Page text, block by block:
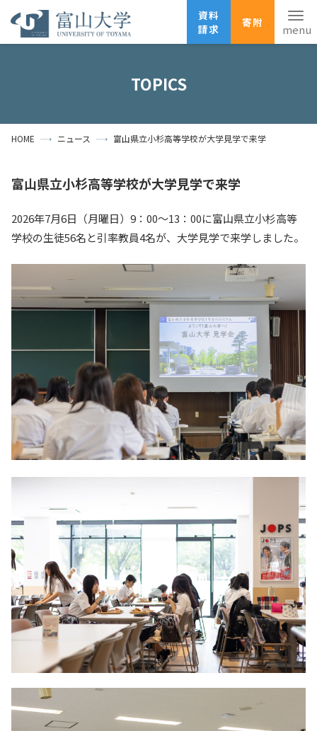
資料
請求
寄附
資料請求
寄附
広報刊行物
受験生の方 地域・一般の方 企業・研究者の方
卒業生の方 在学生の方 教職員の方
学部・大学院・施設
教育・学生支援
研究・産学官連携
国際交流・留学
TOPICS
HOME ニュース 富山県立小杉高等学校が大学見学で来学
富山県立小杉高等学校が大学見学で来学
2026年7月6日（月曜日）9：00～13：00に富山県立小杉高等
学校の生徒56名と引率教員4名が、大学見学で来学しました。